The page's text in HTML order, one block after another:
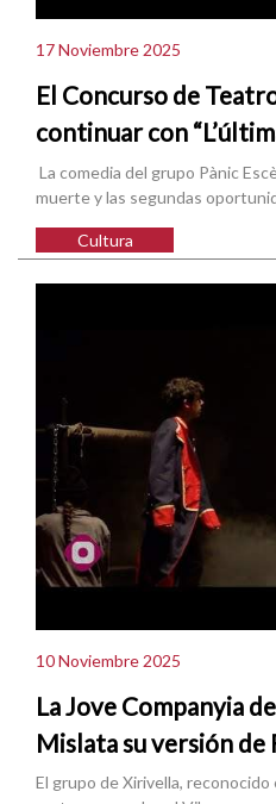
17 Noviembre 2025
El Concurso de
continuar con
La comedia del grupo Pànic
muerte y las segundas
Cultura
10 Noviembre 2025
La Jove Companyia
Mislata su versión de
El grupo de Xirivella,